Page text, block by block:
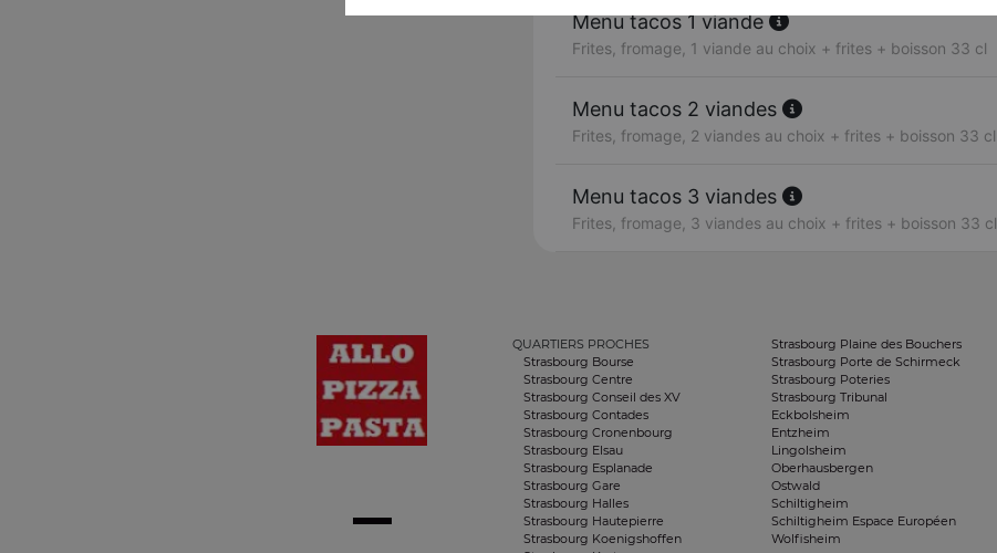
Menu tacos 1 viande
Frites, fromage, 1 viande au choix + frites + boisson 33 cl
Menu tacos 2 viandes
Frites, fromage, 2 viandes au choix + frites + boisson 33 cl
Menu tacos 3 viandes
Frites, fromage, 3 viandes au choix + frites + boisson 33 cl
QUARTIERS PROCHES
Strasbourg Bourse
Strasbourg Centre
Strasbourg Conseil des XV
Strasbourg Contades
Strasbourg Cronenbourg
Strasbourg Elsau
Strasbourg Esplanade
Strasbourg Gare
Strasbourg Halles
Strasbourg Hautepierre
Strasbourg Koenigshoffen
Strasbourg Plaine des Bouchers
Strasbourg Porte de Schirmeck
Strasbourg Poteries
Strasbourg Tribunal
Eckbolsheim
Entzheim
Lingolsheim
Oberhausbergen
Ostwald
Schiltigheim
Schiltigheim Espace Européen
Wolfisheim